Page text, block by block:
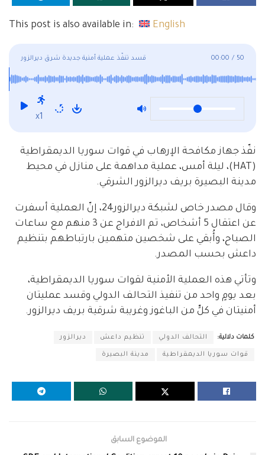
This post is also available in: English
قسد تنفّذ عملية أمنية جديدة شرق ديرالزور 00:00 / 50
x1
نفّذ جهاز مكافحة الإرهاب في قوات سوريا الديمقراطية
(HAT)، ليلة أمس، عملية مداهمة على منازل في محيط
مدينة البصيرة بريف ديرالزور الشرقي.
وقال مصدر خاص لشبكة ديرالزور24، إنّ العملية أسفرت
عن اعتقال 5 أشخاص، تم الافراج عن 3 منهم مع ساعات
الصباح، وأُبقي على شخصين متهمين بارتباطهم بتنظيم
داعش بحسب المصدر.
وتأتي هذه العملية الأمنية لقوات سوريا الديمقراطية،
بعد يومٍ واحد من تنفيذ التحالف الدولي وقسد عمليتان
أمنيتان في كلٍّ من الباغوز وغريبة شرقية بريف ديرالزور.
كلمات دلالية: التحالف الدولي تنظيم داعش ديرالزور
قوات سوريا الديمقراطية مدينة البصيرة
الموضوع السابق